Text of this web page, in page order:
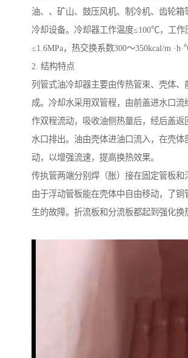
油、、矿山、鼓压风机、制冷机、齿轮箱
冷却设备。冷却器工作温度≤100℃，工作
≤1.6MPa，热交换系数300～350kcal/m
2. 结构特点
列管式油冷却器主要由传热管束、壳体、
成。冷却水采用双管程，由前盖进水口流
作双程流动，吸收油侧热量后，经后盖返
水口排出。油由壳体进油口流入，在壳体
动，以增强流速，提高换热效果。
传执管两端分别焊（胀）接在固定管板和
由于浮动管板能在壳体中自由移动，了铜
生的故障。折流板和分流板都起到强化换